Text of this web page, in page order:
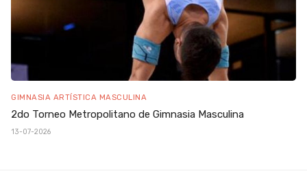
GIMNASIA ARTÍSTICA MASCULINA
2do Torneo Metropolitano de Gimnasia Masculina
13-07-2026